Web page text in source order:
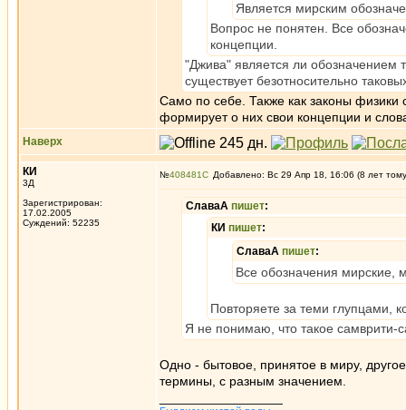
Является мирским
Вопрос не понятен. Все
концепции.
"Джива" является ли обозначением
существует безотносительно
Само по себе. Также как законы физики
формирует о них свои концепции и
Наверх
КИ
3Д
Зарегистрирован:
17.02.2005
Суждений: 52235
№408481 Добавлено: Вс 29 Апр 18, 16:06 (8 лет
СлаваА пишет:
КИ пишет:
СлаваА пишет:
Все обозначения
Повторяете за теми глупцами,
Я не понимаю, что такое самврити-
Одно - бытовое, принятое в миру,
термины, с разным значением.